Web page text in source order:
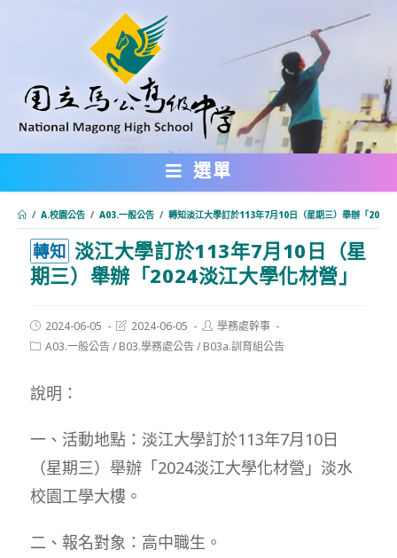
內
選單
/ A.校園公告 / A03.一般公告 / 轉知淡江大學訂於113年7月10日（星期三）舉辦「2024
轉知 淡江大學訂於113年7月10日（星
期三）舉辦「2024淡江大學化材營」
Post
published:
2024-06-05
Post
modified:
2024-06-05
Post
author:
學務處幹事
PostA03.一般公告/ B03.學務處公告/ B03a.訓育組公告
說明：
一、活動地點：淡江大學訂於113年7月10日
（星期三）舉辦「2024淡江大學化材營」淡水
校園工學大樓。
二、報名對象：高中職生。